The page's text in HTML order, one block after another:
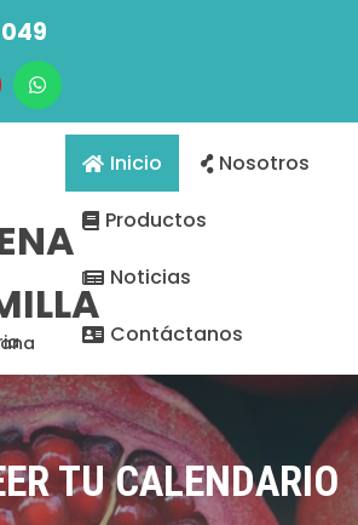
049
Inicio Nosotros
Productos
Noticias
Contáctanos
TU CALENDARIO